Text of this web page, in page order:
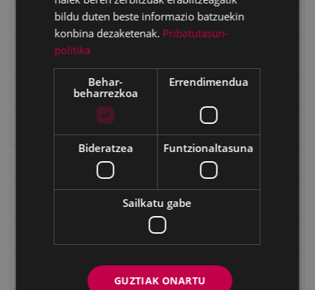
Emakumeak
Errepublika
Gerra Zibilaren Interpretazio Zentroa
Gerrako umeak
Ignacio Zuloaga (1870-2020)
Ignazio Zuloagaren margolanak Eibarko dendetan
bildu duten beste informazio batzuekin
konbina dezaketenak. Pribatutasun-
politika
Behar-
beharrezkoa
Errendimendua
Bideratzea Funtzionaltasuna
Sailkatu gabe
GUZTIAK ONARTU